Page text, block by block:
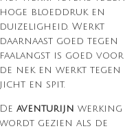
hoge bloeddruk en
duizeligheid. Werkt
daarnaast goed tegen
faalangst is goed voor
de nek en werkt tegen
jicht en spit.
De aventurijn werking
wordt gezien als de